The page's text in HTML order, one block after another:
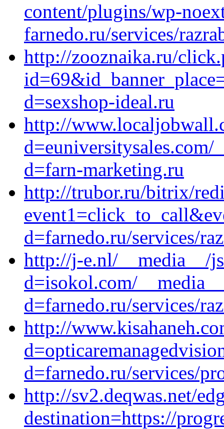
content/plugins/wp-
farnedo.ru/services/
http://zooznaika.ru/
d=sexshop-ideal.ru
http://
d=euniversitysales.com/
d=farn-marketing.ru
http://trubor.ru/bitrix/
d=farnedo.ru/services/
http://j-e.nl/__media__/
d=isokol.com/
d=farnedo.ru/services/
http://
d=farnedo.ru/services/
http://sv2.deqwas.net/
destination=https://